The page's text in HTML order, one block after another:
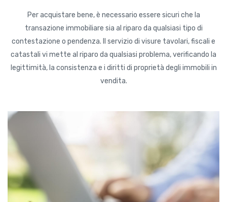
Per acquistare bene, è necessario essere sicuri che la
transazione immobiliare sia al riparo da qualsiasi tipo di
contestazione o pendenza. Il servizio di visure tavolari, fiscali e
catastali vi mette al riparo da qualsiasi problema, verificando la
legittimità, la consistenza e i diritti di proprietà degli immobili in
vendita.